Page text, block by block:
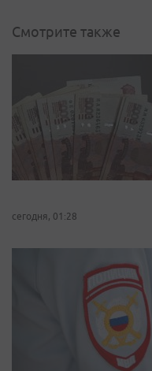
Смотрите также
сегодня, 01:28